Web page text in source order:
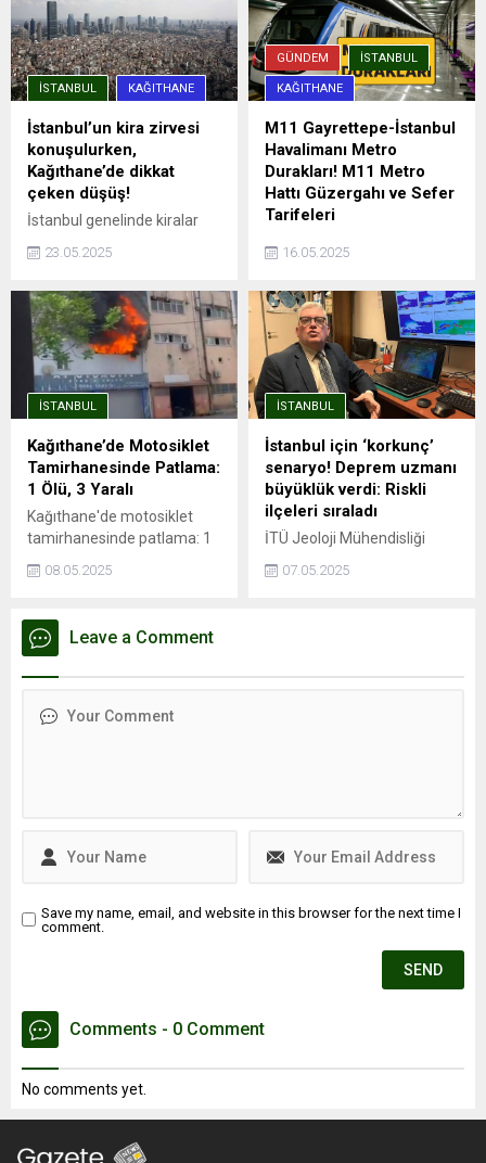
yansıdı.
müdürlüklerinden ekipler
katıldı. Uygulama
noktalarında durdurulan
araçlar detaylı ...
İSTANBUL KAĞITHANE
İstanbul’un kira zirvesi
konuşulurken,
Kağıthane’de dikkat
çeken düşüş!
İstanbul genelinde kiralar
Sarıyer, Beşiktaş ve Kadıköy
90 bin TL’yi aşmış durumda.
Endeksa verilerine göre,
İstanbul’da kira fiyatları bir
önceki yıla göre %41,49
artarak ortalama 26.490
TL’ye yükseldi. Ancak bu
genel artış trendinin aksine,
Kağıthane kiralık ve satılık
konut değer artışında
İstanbul’un en...
23.05.2025
GÜNDEM İSTANBUL
KAĞITHANE
M11 Gayrettepe-İstanbul
Havalimanı Metro
Durakları! M11 Metro
Hattı Güzergahı ve Sefer
Tarifeleri
yanına hızlı ve güvenli
metro hatları, aynı zamanda
trafik sorununa da büyük
ölçüde çözüm oluyor.
Avrupa Yakası'nda önemli
aktarma istasyonları ile
entegrasyonu olan ve
İstanbul Havalimanı'na ...
16.05.2025
İSTANBUL
Kağıthane’de Motosiklet
Tamirhanesinde Patlama:
1 Ölü, 3 Yaralı
Kağıthane'de motosiklet
tamirhanesinde patlama: 1
esnasında depoda mahsur
kaybettiİSTANBUL - İstanbul
Kağıthane'de motosiklet
meydana geldiği iddia edildi.
08.05.2025
İSTANBUL
İstanbul için ‘korkunç’
senaryo! Deprem uzmanı
büyüklük verdi: Riskli
ilçeleri sıraladı
İTÜ Jeoloji Mühendisliği
Yaltırak, İstanbul’da
07.05.2025
Leave a Comment
Save my name, email, and website in this browser for the next time I
comment.
Comments - 0 Comment
No comments yet.